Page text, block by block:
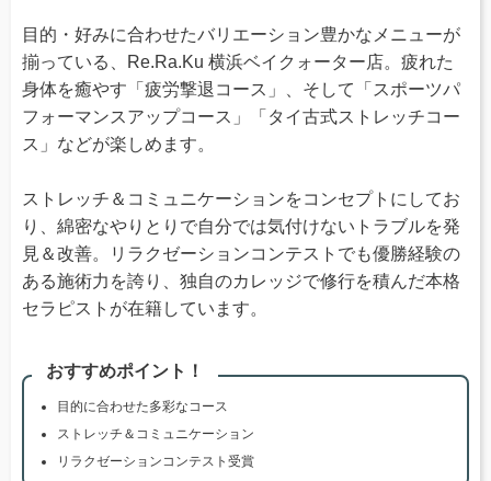
目的・好みに合わせたバリエーション豊かなメニューが
揃っている、Re.Ra.Ku 横浜ベイクォーター店。疲れた
身体を癒やす「疲労撃退コース」、そして「スポーツパ
フォーマンスアップコース」「タイ古式ストレッチコー
ス」などが楽しめます。
ストレッチ＆コミュニケーションをコンセプトにしてお
り、綿密なやりとりで自分では気付けないトラブルを発
見＆改善。リラクゼーションコンテストでも優勝経験の
ある施術力を誇り、独自のカレッジで修行を積んだ本格
セラピストが在籍しています。
おすすめポイント！
目的に合わせた多彩なコース
ストレッチ＆コミュニケーション
リラクゼーションコンテスト受賞